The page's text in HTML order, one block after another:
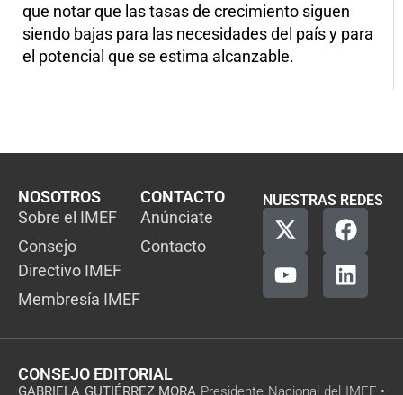
que notar que las tasas de crecimiento siguen
siendo bajas para las necesidades del país y para
el potencial que se estima alcanzable.
NOSOTROS
Sobre el IMEF
Consejo
Directivo IMEF
Membresía IMEF
CONTACTO
Anúnciate
Contacto
NUESTRAS REDES
CONSEJO EDITORIAL
GABRIELA GUTIÉRREZ MORA Presidente Nacional del IMEF •